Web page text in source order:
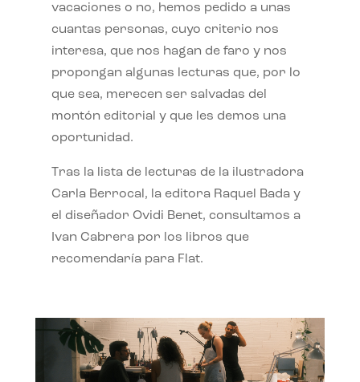
vacaciones o no, hemos pedido a unas
cuantas personas, cuyo criterio nos
interesa, que nos hagan de faro y nos
propongan algunas lecturas que, por lo
que sea, merecen ser salvadas del
montón editorial y que les demos una
oportunidad.
Tras la lista de lecturas de la ilustradora
Carla Berrocal, la editora Raquel Bada y
el diseñador Ovidi Benet, consultamos a
Ivan Cabrera por los libros que
recomendaría para Flat.